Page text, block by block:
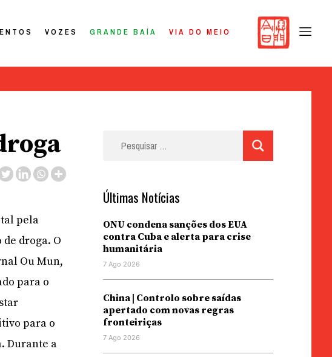
VOZES GRANDE BAÍA VIA DO MEIO
pela
droga. O
Ou Mun,
para o
para o
Durante a
Últimas Notícias
ONU condena sanções dos EUA
contra Cuba e alerta para crise
humanitária
7 Ago 2026
China | Controlo sobre saídas
apertado com novas regras
fronteiriças
7 Ago 2026